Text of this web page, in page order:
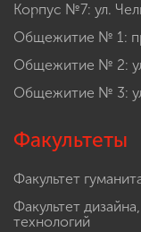
Корпус №7: ул.
Общежитие № 1:
Общежитие № 2:
Общежитие № 3:
Факультеты
Факультет
Факультет
технологий